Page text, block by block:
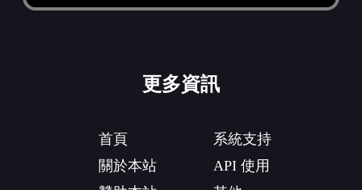
更多資訊
首頁
關於本站
系統支持
API 使用